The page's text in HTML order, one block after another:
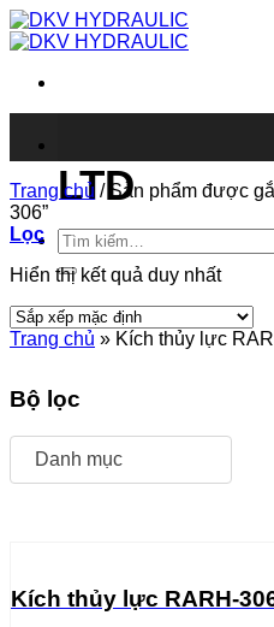
Chuyển
đến
dung
LTD
Tìm
kiếm:
Trang chủ /Sản phẩm được
306”
Lọc
Hiển thị kết quả duy nhất
Trang chủ » Kích thủy lực
Bộ lọc
Danh mục
Kích thủy lực RARH-